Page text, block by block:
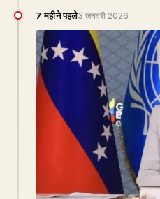
7 महीने पहले3 जनवरी 2026